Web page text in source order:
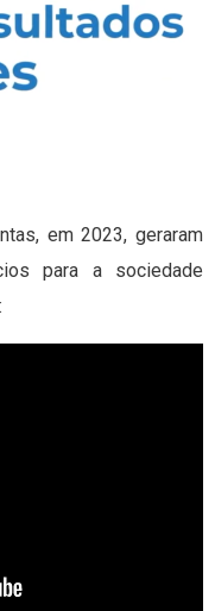
em 2023, geraram
para a sociedade